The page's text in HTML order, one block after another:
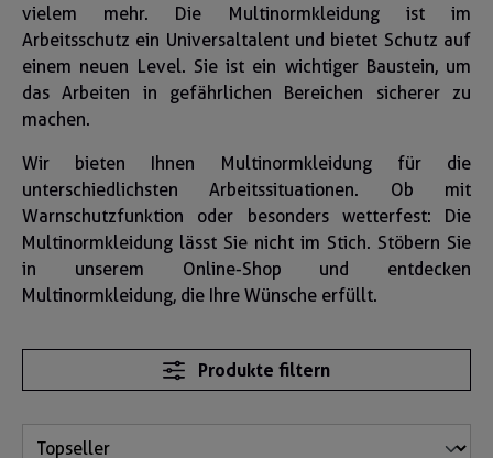
vielem mehr. Die Multinormkleidung ist im
Arbeitsschutz ein Universaltalent und bietet Schutz auf
einem neuen Level. Sie ist ein wichtiger Baustein, um
das Arbeiten in gefährlichen Bereichen sicherer zu
machen.
Wir bieten Ihnen Multinormkleidung für die
unterschiedlichsten Arbeitssituationen. Ob mit
Warnschutzfunktion oder besonders wetterfest: Die
Multinormkleidung lässt Sie nicht im Stich. Stöbern Sie
in unserem Online-Shop und entdecken
Multinormkleidung, die Ihre Wünsche erfüllt.
Produkte filtern